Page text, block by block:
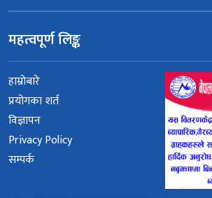
महत्वपूर्ण लिङ्क
हाम्रोबारे
प्रयोगका शर्त
विज्ञापन
Privacy Policy
सम्पर्क